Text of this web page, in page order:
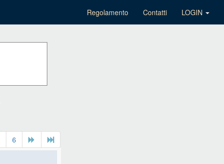
Regolamento Contatti LOGIN
6